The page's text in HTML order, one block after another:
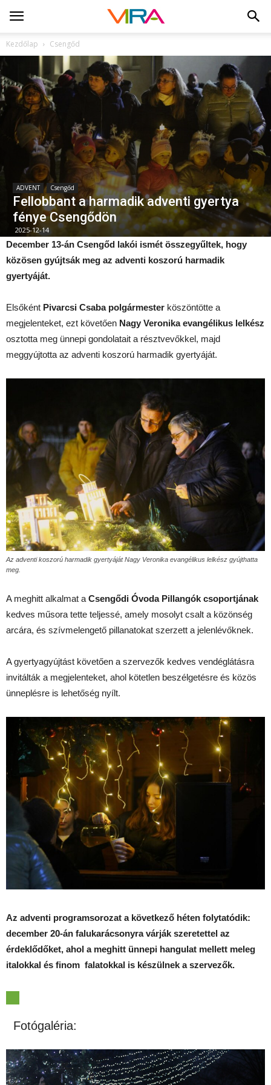
Kezdőlap Csengőd
ADVENT Csengőd
Fellobbant a harmadik adventi gyertya
fénye Csengődön
2025-12-14
December 13-án Csengőd lakói ismét összegyűltek, hogy
közösen gyújtsák meg az adventi koszorú harmadik
gyertyáját.
Elsőként Pivarcsi Csaba polgármester köszöntötte a
megjelenteket, ezt követően Nagy Veronika evangélikus lelkész
osztotta meg ünnepi gondolatait a résztvevőkkel, majd
meggyújtotta az adventi koszorú harmadik gyertyáját.
Az adventi koszorú harmadik gyertyáját Nagy Veronika evangélikus lelkész gyújthatta
meg.
A meghitt alkalmat a Csengődi Óvoda Pillangók csoportjának
kedves műsora tette teljessé, amely mosolyt csalt a közönség
arcára, és szívmelengető pillanatokat szerzett a jelenlévőknek.
A gyertyagyújtást követően a szervezők kedves vendéglátásra
invitálták a megjelenteket, ahol kötetlen beszélgetésre és közös
ünneplésre is lehetőség nyílt.
Az adventi programsorozat a következő héten folytatódik:
december 20-án falukarácsonyra várják szeretettel az
érdeklődőket, ahol a meghitt ünnepi hangulat mellett meleg
italokkal és finom falatokkal is készülnek a szervezők.
Fotógaléria: